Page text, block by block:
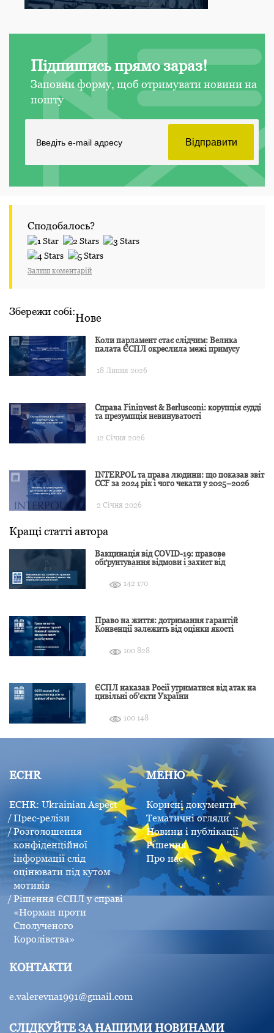
Підпишись прямо зараз!
Заповни форму, щоб отримувати новини на
пошту
Сподобалось?
Залиш коментарій
Збережи собі:Нове
Коли парламент стає слідчим: Велика
палата ЄСПЛ окреслила межі примусу
18 Липня 2026
Справа Fininvest & Berlusconi: корупція судді
та презумпція невинуватості
12 Січня 2026
INTERPOL та права людини: що показав звіт
CCF за 2024 рік і чого чекати у 2025–2026
2 Січня 2026
Кращі статті автора
Вакцинація від COVID-19: правове
обґрунтування відмови і захист від
142 170
Право на життя: дотримання гарантій
Конвенції залежить від оцінки якості
100 828
ЄСПЛ наказав Росії утриматися від атак на
цивільні об’єкти України
100 148
ECHR
ECHR: Ukrainian Aspect
Прес-релізи
Розголошення
конфіденційної
інформації слід
оцінювати під кутом
мотивів
Рішення ЄСПЛ у справі
«Норман проти
Сполученого
Королівства»
МЕНЮ
Корисні документи
Тематичні огляди
Новини і публікації
Рішення
Про нас
КОНТАКТИ
e.valerevna1991@gmail.com
СЛІДКУЙТЕ ЗА НАШИМИ НОВИНАМИ